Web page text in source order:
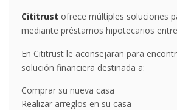
Cititrust ofrece múltiples soluciones
mediante préstamos hipotecarios
En Cititrust le aconsejaran para
solución financiera destinada a:
Comprar su nueva casa
Realizar arreglos en su casa